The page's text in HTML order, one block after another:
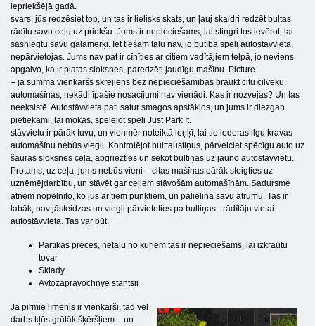
iepriekšējā gadā.
svars, jūs redzēsiet top, un tas ir lielisks skats, un ļauj skaidri redzēt bultas
rādītu savu ceļu uz priekšu. Jums ir nepieciešams, lai stingri tos ievērot, lai
sasniegtu savu galamērķi. Iet tiešām tālu nav, jo būtība spēli autostāvvieta,
nepārvietojas. Jums nav pat ir cīnīties ar citiem vadītājiem telpā, jo neviens
apgalvo, ka ir platas sloksnes, paredzēti jaudīgu mašīnu. Picture
– ja summa vienkāršs skrējiens bez nepieciešamības braukt citu cilvēku
automašīnas, nekādi īpašie nosacījumi nav vienādi. Kas ir nozvejas? Un tas
neeksistē. Autostāvvieta pati satur smagos apstākļos, un jums ir diezgan
pietiekami, lai mokas, spēlējot spēli Just Park It.
stāvvietu ir pārāk tuvu, un vienmēr noteiktā leņķī, lai tie iederas ilgu kravas
automašīnu nebūs viegli. Kontrolējot bulttaustiņus, pārvelciet spēcīgu auto uz
šauras sloksnes ceļa, apgriezties un sekot bultiņas uz jauno autostāvvietu.
Protams, uz ceļa, jums nebūs vieni – citas mašīnas pārāk steigties uz
uzņēmējdarbību, un stāvēt gar ceļiem stāvošām automašīnām. Sadursme
atņem nopelnīto, ko jūs ar tiem punktiem, un palielina savu ātrumu. Tas ir
labāk, nav jāsteidzas un viegli pārvietoties pa bultiņas - rādītāju vietai
autostāvvieta. Tas var būt:
Pārtikas preces, netālu no kuriem tas ir nepieciešams, lai izkrautu
tovar
Sklady
Avtozapravochnye stantsii
Ja pirmie līmenis ir vienkārši, tad vēl
darbs kļūs grūtāk šķēršļiem – un